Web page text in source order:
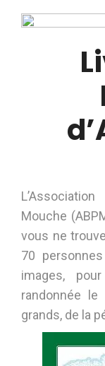
Mouche
vous ne
70
images,
randonnée
grands, de la